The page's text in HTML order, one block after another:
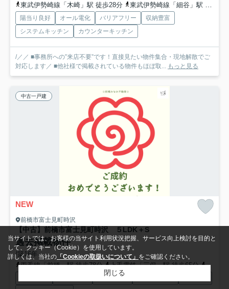
東武伊勢崎線「木崎」駅 徒歩28分
東武伊勢崎線「細谷」駅 徒歩57分
陽当り良好 オール電化 バリアフリー
収納豊富
システムキッチン
カウンターキッチン
/／／ ■事務所への”来店不要”です！直接見たい物件集合・現地解散でご
対応します／ ■他社様で掲載されている物件もほぼ取... もっと見る
中古一戸建
NEW
前橋市富士見町時沢
【中古】前橋市富士見町時沢 ５LDK＋S
過去掲載物件
/築16年
両毛線「前橋」駅 徒歩78分
上毛電鉄「三俣」駅 徒歩65分 上毛電
オール電化
当サイトでは、お客様の当サイト利用状況把握、サービス向上検討を目的と
して、クッキー（Cookie）を使用しています。
詳しくは、当社の 「Cookieの取扱いについて」 をご確認ください。
閉じる